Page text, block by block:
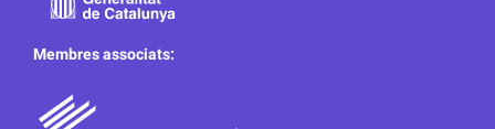
Membres associats: